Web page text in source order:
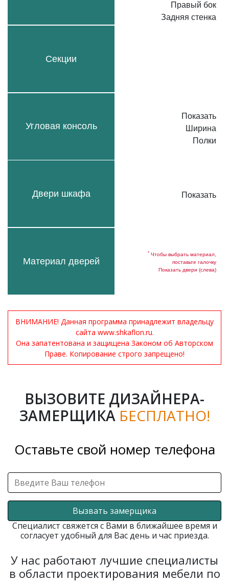
Секции
Угловая консоль
Двери шкафа
Материал дверей
Правый бок
Задняя стенка
Показать
Ширина
Полки
Показать
* Чтобы выбрать материал,
поставьте галочку
Показать двери (слева)
ВНИМАНИЕ! Данная программа принадлежит владельцу
сайта www.shkaflon.ru.
Она запатентована и защищена Законом об Авторском
Праве. Копирование строго запрещено!
ВЫЗОВИТЕ ДИЗАЙНЕРА-
ЗАМЕРЩИКА БЕСПЛАТНО!
Оставьте свой номер телефона
Вызвать замерщика
Специалист свяжется с Вами в ближайшее время и
согласует удобный для Вас день и час приезда.
У нас работают лучшие специалисты
в области проектирования мебели по